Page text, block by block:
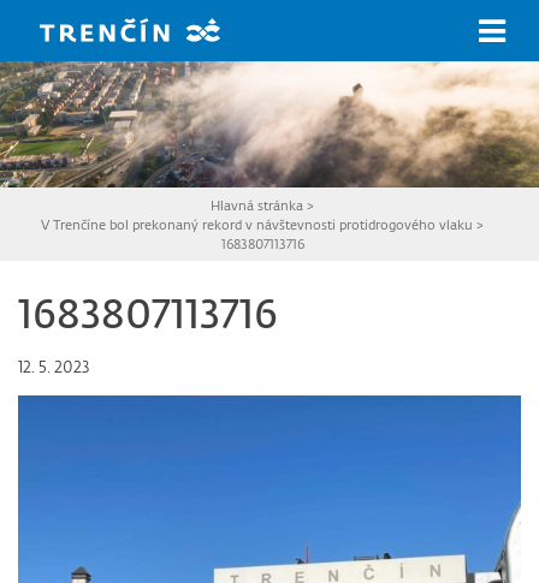
Hlavná stránka >
V Trenčíne bol prekonaný rekord v návštevnosti protidrogového vlaku >
1683807113716
1683807113716
12. 5. 2023